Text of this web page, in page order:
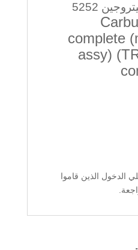
5252
5252 –
complete
assy)
الدخول الذين قاموا